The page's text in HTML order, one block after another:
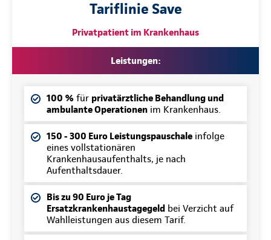
Tariflinie Save
Privatpatient im Krankenhaus
Leistungen:
100 % für privatärztliche Behandlung und
ambulante Operationen im Krankenhaus.
150 - 300 Euro Leistungspauschale infolge
eines vollstationären
Krankenhausaufenthalts, je nach
Aufenthaltsdauer.
Bis zu 90 Euro je Tag
Ersatzkrankenhaustagegeld bei Verzicht auf
Wahlleistungen aus diesem Tarif.